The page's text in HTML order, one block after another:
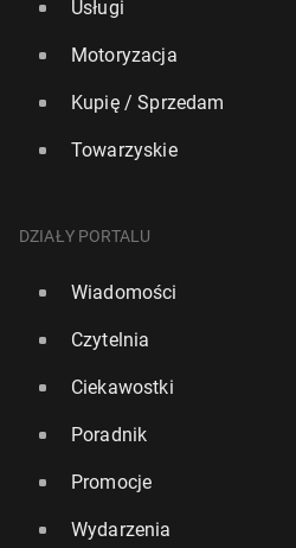
Usługi
Motoryzacja
Kupię / Sprzedam
Towarzyskie
DZIAŁY PORTALU
Wiadomości
Czytelnia
Ciekawostki
Poradnik
Promocje
Wydarzenia